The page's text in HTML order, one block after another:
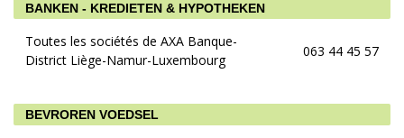
BANKEN - KREDIETEN & HYPOTHEKEN
Toutes les sociétés de AXA Banque-
District Liège-Namur-Luxembourg
063 44 45 57
BEVROREN VOEDSEL